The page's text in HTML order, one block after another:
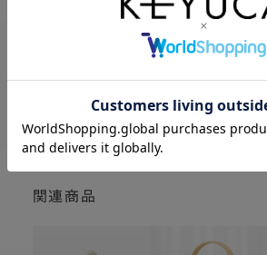
この商品をシェアする
Twitter Facebook
関連商品